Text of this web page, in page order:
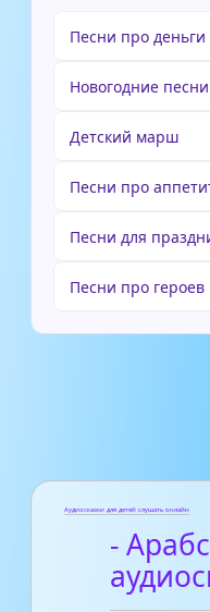
Песни про деньги
Новогодние
Детский марш
Песни про
Песни для
Песни про героев
Аудиосказки для детей слушать онлайн
-